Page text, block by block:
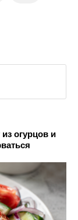
огурцов и